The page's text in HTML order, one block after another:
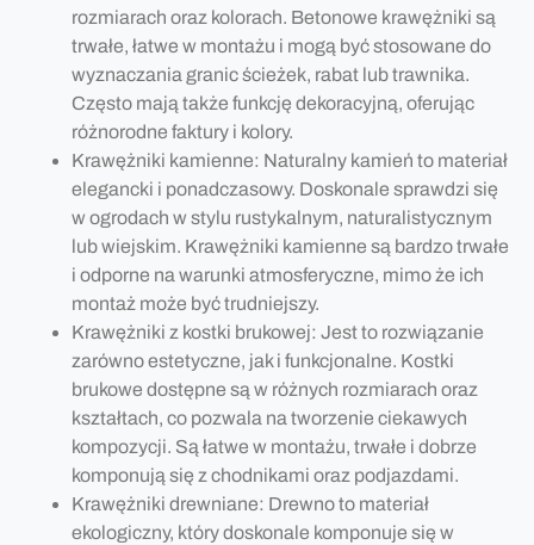
rozmiarach oraz kolorach. Betonowe krawężniki są
trwałe, łatwe w montażu i mogą być stosowane do
wyznaczania granic ścieżek, rabat lub trawnika.
Często mają także funkcję dekoracyjną, oferując
różnorodne faktury i kolory.
Krawężniki kamienne: Naturalny kamień to materiał
elegancki i ponadczasowy. Doskonale sprawdzi się
w ogrodach w stylu rustykalnym, naturalistycznym
lub wiejskim. Krawężniki kamienne są bardzo trwałe
i odporne na warunki atmosferyczne, mimo że ich
montaż może być trudniejszy.
Krawężniki z kostki brukowej: Jest to rozwiązanie
zarówno estetyczne, jak i funkcjonalne. Kostki
brukowe dostępne są w różnych rozmiarach oraz
kształtach, co pozwala na tworzenie ciekawych
kompozycji. Są łatwe w montażu, trwałe i dobrze
komponują się z chodnikami oraz podjazdami.
Krawężniki drewniane: Drewno to materiał
ekologiczny, który doskonale komponuje się w